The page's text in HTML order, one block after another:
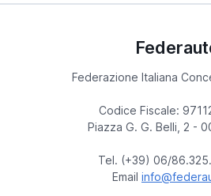
Federazione Italiana
Codice Fiscale:
Piazza G. G. Belli, 2 -
Tel. (+39) 06/
Email